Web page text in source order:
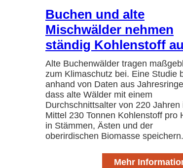
Buchen und alte
Mischwälder nehmen
ständig Kohlenstoff
Alte Buchenwälder tragen
zum Klimaschutz bei. Eine Studie
anhand von Daten aus
dass alte Wälder mit einem
Durchschnittsalter von 220 Jahren
Mittel 230 Tonnen Kohlenstoff pro
in Stämmen, Ästen und der
oberirdischen Biomasse speichern.
Mehr